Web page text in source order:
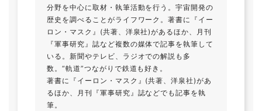
分野を中心に取材・執筆活動を行う。宇宙開発の
歴史を調べることがライフワーク。著書に『イー
ロン・マスク』(共著、洋泉社)があるほか、月刊
『軍事研究』誌など複数の媒体で記事を執筆して
いる。新聞やテレビ、ラジオでの解説も多
数。“軌道”つながりで鉄道も好き。
著書に『イーロン・マスク』(共著、洋泉社)があ
るほか、月刊『軍事研究』誌などでも記事を執
筆。